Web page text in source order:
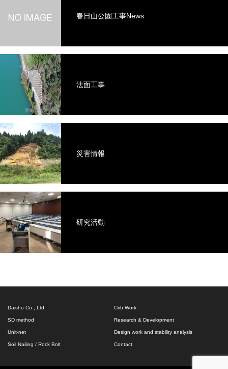
春日山公園工事News
法面工事
災害情報
研究活動
Daisho Co., Ltd.
SD method
Unit-net
Soil Nailing / Rock Bolt
Crib Work
Research & Development
Design work and stability analysis
Contact